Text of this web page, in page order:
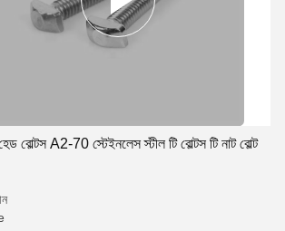
বোল্টস A2-70 স্টেইনলেস স্টীল টি বোল্টস টি নাট বোল্ট